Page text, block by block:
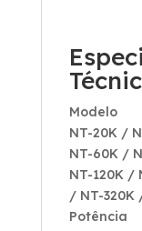
Modelo
NT-20K /
NT-60K /
NT-120K /
/ NT-320K
Potência